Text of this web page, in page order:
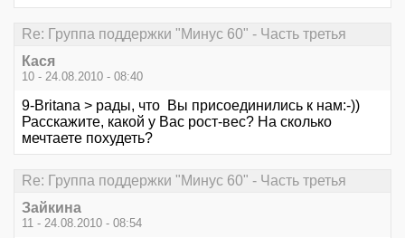
Re: Группа поддержки "Минус 60" - Часть третья
Кася
10 - 24.08.2010 - 08:40
9-Britana > рады, что Вы присоединились к нам:-))
Расскажите, какой у Вас рост-вес? На сколько
мечтаете похудеть?
Re: Группа поддержки "Минус 60" - Часть третья
Зайкина
11 - 24.08.2010 - 08:54